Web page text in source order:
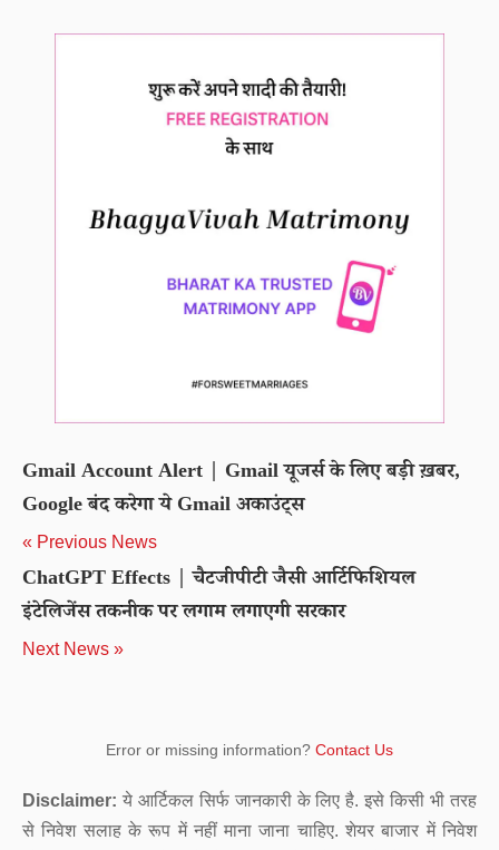
Gmail Account Alert | Gmail यूजर्स के लिए बड़ी ख़बर,
Google बंद करेगा ये Gmail अकाउंट्स
« Previous News
ChatGPT Effects | चैटजीपीटी जैसी आर्टिफिशियल
इंटेलिजेंस तकनीक पर लगाम लगाएगी सरकार
Next News »
Error or missing information? Contact Us
Disclaimer: ये आर्टिकल सिर्फ जानकारी के लिए है. इसे किसी भी तरह
से निवेश सलाह के रूप में नहीं माना जाना चाहिए. शेयर बाजार में निवेश